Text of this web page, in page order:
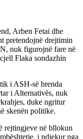
Arben Fetai dhe
pretendojnë drejtimin
nuk figurojnë fare në
Flaka sondazhin
i ASH-së brenda
i Alternativës, nuk
duke ngritur
skenën politike.
rejtingjeve në bllokun
i ndjekur nga